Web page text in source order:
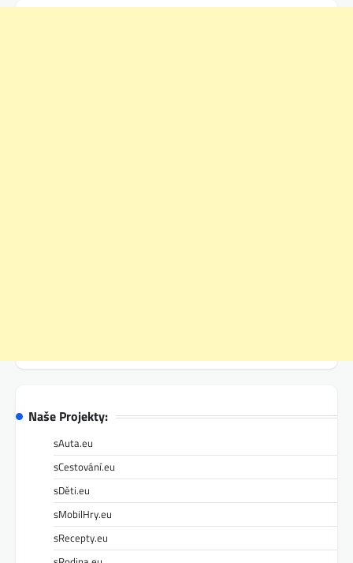
Naše Projekty:
sAuta.eu
sCestování.eu
sDěti.eu
sMobilHry.eu
sRecepty.eu